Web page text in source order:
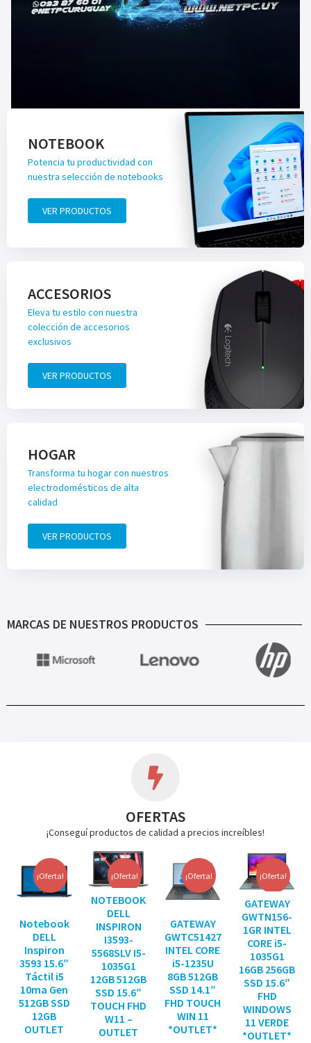
NOTEBOOK
Potencia tu productividad con
nuestra selección de notebooks
VER PRODUCTOS
ACCESORIOS
Eleva tu estilo con nuestra
colección de accesorios
exclusivos
VER PRODUCTOS
HOGAR
Transforma tu hogar con nuestros
electrodomésticos de alta
calidad
VER PRODUCTOS
MARCAS DE NUESTROS PRODUCTOS
OFERTAS
¡Conseguí productos de calidad a precios increíbles!
¡Oferta!
Notebook
DELL
Inspiron
3593 15.6″
Táctil i5
10ma Gen
512GB SSD
12GB
OUTLET
¡Oferta!
NOTEBOOK
DELL
INSPIRON
I3593-
5568SLV I5-
1035G1
12GB 512GB
SSD 15.6″
TOUCH FHD
W11 –
OUTLET
¡Oferta!
GATEWAY
GWTC51427
INTEL CORE
i5-1235U
8GB 512GB
SSD 14.1″
FHD TOUCH
WIN 11
*OUTLET*
¡Oferta!
GATEWAY
GWTN156-
1GR INTEL
CORE i5-
1035G1
16GB 256GB
SSD 15.6″
FHD
WINDOWS
11 VERDE
*OUTLET*